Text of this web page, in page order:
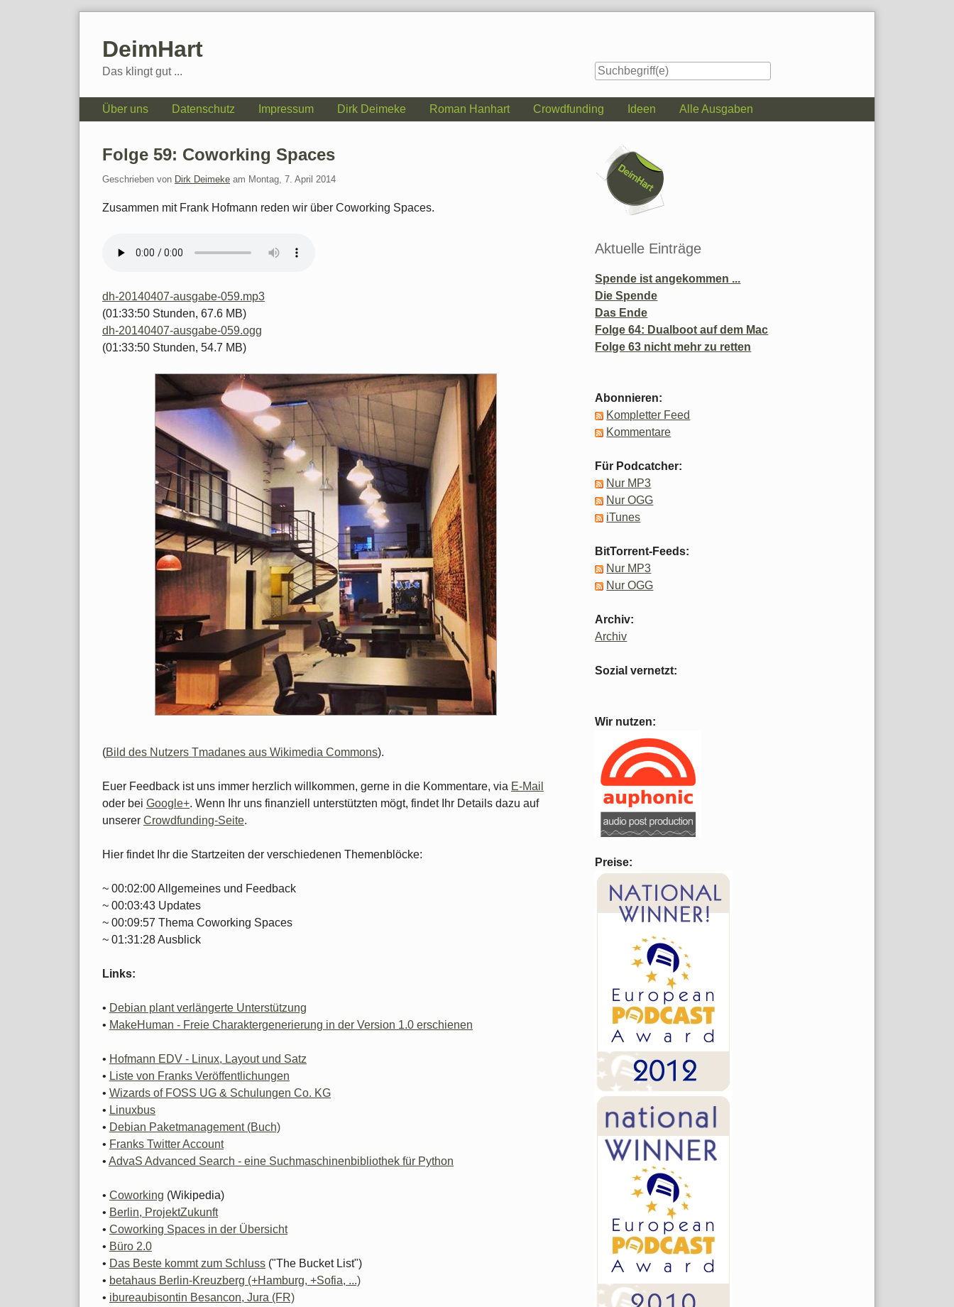
DeimHart
Das klingt gut ...
Navigation
Über uns Datenschutz Impressum Dirk Deimeke Roman Hanhart Crowdfunding Ideen Alle Ausgaben
Folge 59: Coworking Spaces
Geschrieben von Dirk Deimeke am Montag, 7. April 2014
Zusammen mit Frank Hofmann reden wir über Coworking Spaces.
dh-20140407-ausgabe-059.mp3
(01:33:50 Stunden, 67.6 MB)
dh-20140407-ausgabe-059.ogg
(01:33:50 Stunden, 54.7 MB)
(Bild des Nutzers Tmadanes aus Wikimedia Commons).
Euer Feedback ist uns immer herzlich willkommen, gerne in die Kommentare, via E-Mail
oder bei Google+. Wenn Ihr uns finanziell unterstützten mögt, findet Ihr Details dazu auf
unserer Crowdfunding-Seite.
Hier findet Ihr die Startzeiten der verschiedenen Themenblöcke:
~ 00:02:00 Allgemeines und Feedback
~ 00:03:43 Updates
~ 00:09:57 Thema Coworking Spaces
~ 01:31:28 Ausblick
Links:
• Debian plant verlängerte Unterstützung
• MakeHuman - Freie Charaktergenerierung in der Version 1.0 erschienen
• Hofmann EDV - Linux, Layout und Satz
• Liste von Franks Veröffentlichungen
• Wizards of FOSS UG & Schulungen Co. KG
• Linuxbus
• Debian Paketmanagement (Buch)
• Franks Twitter Account
• AdvaS Advanced Search - eine Suchmaschinenbibliothek für Python
• Coworking (Wikipedia)
• Berlin, ProjektZukunft
• Coworking Spaces in der Übersicht
• Büro 2.0
• Das Beste kommt zum Schluss ("The Bucket List")
• betahaus Berlin-Kreuzberg (+Hamburg, +Sofia, ...)
• ibureaubisontin Besancon, Jura (FR)
Seitenleiste
Aktuelle Einträge
Spende ist angekommen ...
Die Spende
Das Ende
Folge 64: Dualboot auf dem Mac
Folge 63 nicht mehr zu retten
Abonnieren:
Kompletter Feed
Kommentare
Für Podcatcher:
Nur MP3
Nur OGG
iTunes
BitTorrent-Feeds:
Nur MP3
Nur OGG
Archiv:
Archiv
Sozial vernetzt:
Wir nutzen:
Preise: